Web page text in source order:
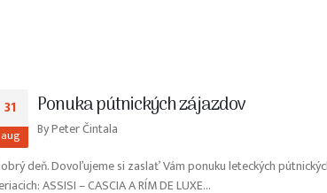
31
aug
Ponuka pútnických zájazdov
ByPeter Čintala
deň. Dovoľujeme si zaslať Vám ponuku leteckých
ASSISI – CASCIA A RÍM DE LUXE...